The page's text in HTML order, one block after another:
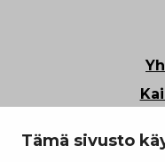
Tämä sivusto